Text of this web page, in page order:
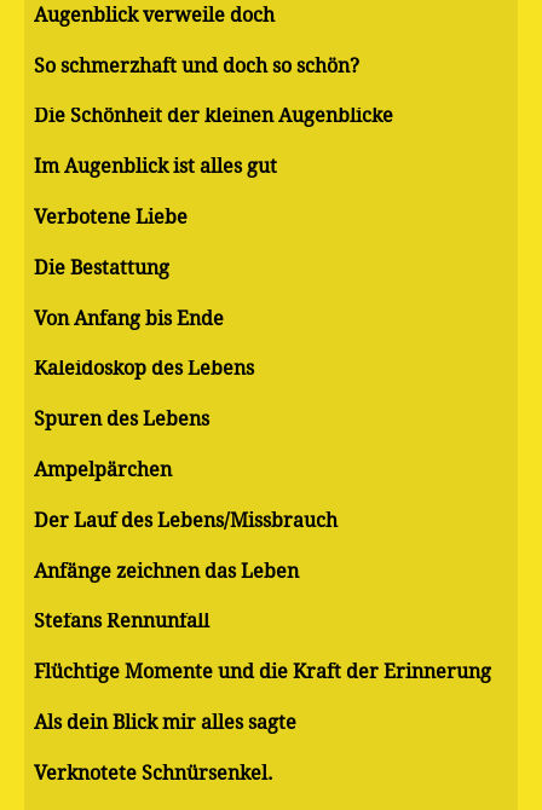
Augenblick verweile doch
So schmerzhaft und doch so schön?
Die Schönheit der kleinen Augenblicke
Im Augenblick ist alles gut
Verbotene Liebe
Die Bestattung
Von Anfang bis Ende
Kaleidoskop des Lebens
Spuren des Lebens
Ampelpärchen
Der Lauf des Lebens/Missbrauch
Anfänge zeichnen das Leben
Stefans Rennunfall
Flüchtige Momente und die Kraft der Erinnerung
Als dein Blick mir alles sagte
Verknotete Schnürsenkel.